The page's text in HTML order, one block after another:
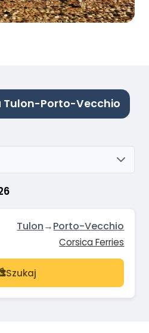
Tulon-Porto-Vecchio
Tulon→Porto-Vecchio
Corsica Ferries
Szukaj